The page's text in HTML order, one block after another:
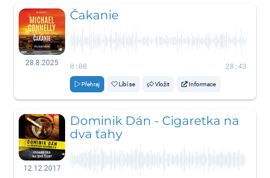
28.8.2025
Čakanie
0:00 28:43
Přehraj Líbí se Vložit Informace
12.12.2017
Dominik Dán - Cigaretka na
dva ťahy